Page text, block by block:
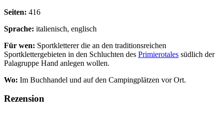
Seiten: 416
Sprache: italienisch, englisch
Für wen: Sportkletterer die an den traditionsreichen
Sportklettergebieten in den Schluchten des Primierotales südlich der
Palagruppe Hand anlegen wollen.
Wo: Im Buchhandel und auf den Campingplätzen vor Ort.
Rezension